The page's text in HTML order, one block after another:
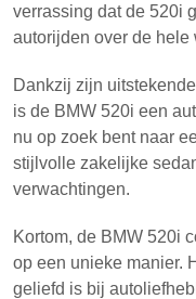
verrassing dat de 520i
autorijden over de hele
Dankzij zijn
is de BMW 520i een
nu op zoek bent naar
stijlvolle zakelijke
verwachtingen.
Kortom, de BMW 520i
op een unieke manier.
geliefd is bij